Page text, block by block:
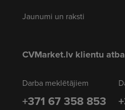
Jaunumi un raksti
CVMarket.lv klientu
Darba meklētājiem
+371 67 358 853